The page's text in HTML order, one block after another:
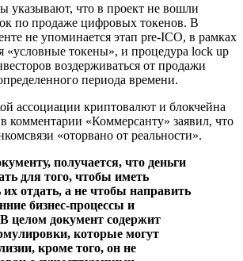
указывают, что в проект не вошли
по продаже цифровых токенов. В
не упоминается этап pre-ICO, в рамках
«условные токены», и процедура lock up
воздерживаться от продажи
периода времени.
ассоциации криптовалют и блокчейна
«Коммерсанту» заявил, что
«оторвано от реальности».
получается, что деньги
для того, чтобы иметь
отдать, а не чтобы направить
бизнес-процессы и
целом документ содержит
которые могут
кроме того, он не